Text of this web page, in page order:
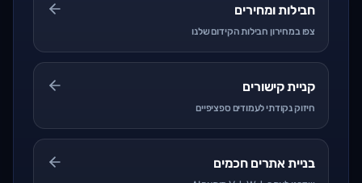
חבילות ומחירים
צפו במחירון חבילות הקידום שלנו
קניית קישורים
חיזוק נקודתי לעמודים ספציפיים
בניית אתרים חכמים